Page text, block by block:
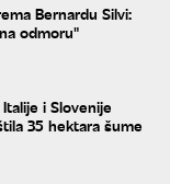
Bernardu Silvi:
odmoru"
i Slovenije
35 hektara šume